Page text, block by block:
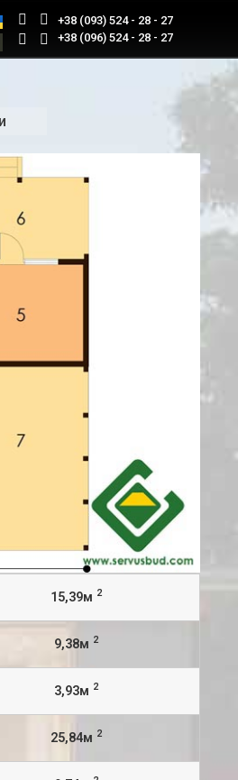
+38 (093) 524 - 28 - 27
+38 (096) 524 - 28 - 27
15,39м 2
9,38м 2
3,93м 2
25,84м 2